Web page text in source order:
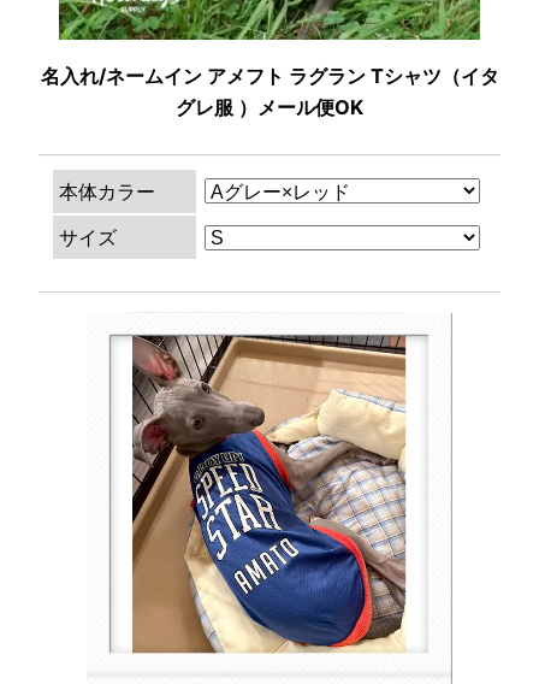
名入れ/ネームイン アメフト ラグラン Tシャツ（イタ
グレ服 ）メール便OK
本体カラー
サイズ